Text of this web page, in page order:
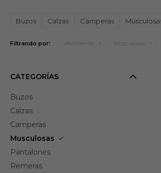
Buzos Calzas Camperas
Filtrando por: Vestimenta Musculosas
CATEGORÍAS
Buzos
Calzas
Camperas
Musculosas
Pantalones
Remeras